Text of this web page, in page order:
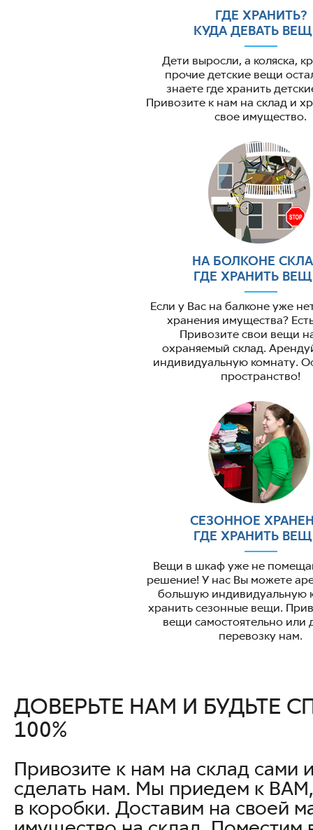
ГДЕ ХРАНИТЬ?
КУДА ДЕВАТЬ
Дети выросли, а коляска,
прочие детские вещи
знаете где хранить
Привозите к нам на склад и
свое имущество.
НА БОЛКОНЕ
ГДЕ ХРАНИТЬ
Если у Вас на балконе уже
хранения имущества?
Привозите свои вещи
охраняемый склад.
индивидуальную комнату.
пространство!
СЕЗОННОЕ
ГДЕ ХРАНИТЬ
Вещи в шкаф уже не
решение! У нас Вы можете
большую индивидуальную
хранить сезонные вещи.
вещи самостоятельно или
перевозку нам.
ДОВЕРЬТЕ НАМ И БУДЬТЕ
100%
Привозите к нам на склад сами
сделать нам. Мы приедем к
в коробки. Доставим на своей